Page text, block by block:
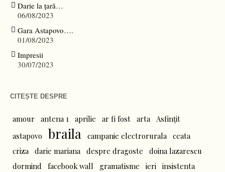
Darie la țară…
06/08/2023
Gara Astapovo….
01/08/2023
Impresii
30/07/2023
CITEȘTE DESPRE
amour antena 1 aprilie ar fi fost arta Asfințit
astapovo
braila campanie electrorurala ceata
criza darie mariana despre dragoste
doina lazarescu
dormind
facebook wall gramatisme ieri insistenta